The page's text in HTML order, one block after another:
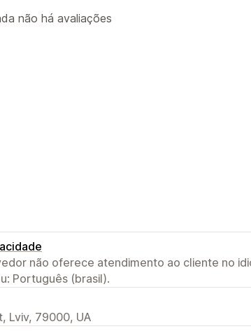
não há avaliações
não oferece atendimento ao cliente no
Português (brasil).
Lviv, 79000, UA